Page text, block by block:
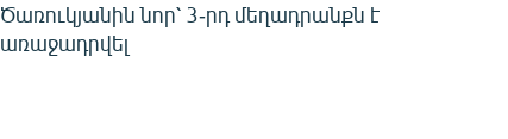
Ծառուկյանին նոր՝ 3-րդ մեղադրանքն է
առաջադրվել